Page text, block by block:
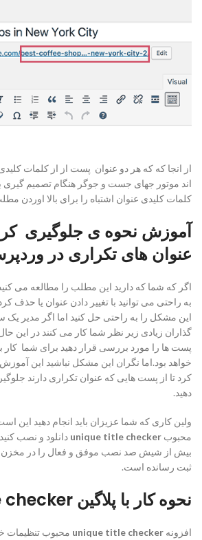
از انجا که که هر دو عنوان پست از از کلمات
اند موتور جهای جست و جوگر هنگام تصمیم گیری
کلمات کلیدی عنوان اشتباه را برای بالا اوردن
آموزش نحوه ی جلوگیری
عنوان های تکراری در
اگر که شما که دارید این مطلب را مطالعه می
به راحتی می توانید با تغییر دادن عنوان یا حذف
این مشکل را به راحتی حل کنید اما اگر مدیر
گذاران زیادی زیر نظر شما کار می کنند در این
پست ها را مورد بررسی قرار دهید برای شما
خواهد بود.اما نگران این مشکل نباشید این
کرد تا از پست هایی که عنوان تکراری دارند
دهید.
ولین کاری که شما عزیزان باید انجام دهید این
محبوب unique title checker دانلود و نصب
بیش از شیش صد نصب موفق و فعال را در
ثبت رسانده است.
نحوه کار با پلاگین checker
افزونه unique title checker محبوب تنظیمات